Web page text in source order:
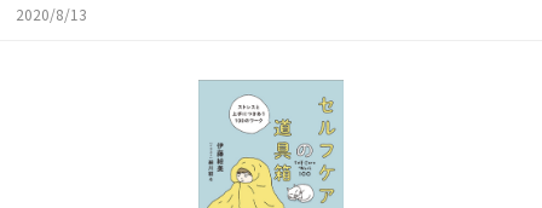
2020/8/13